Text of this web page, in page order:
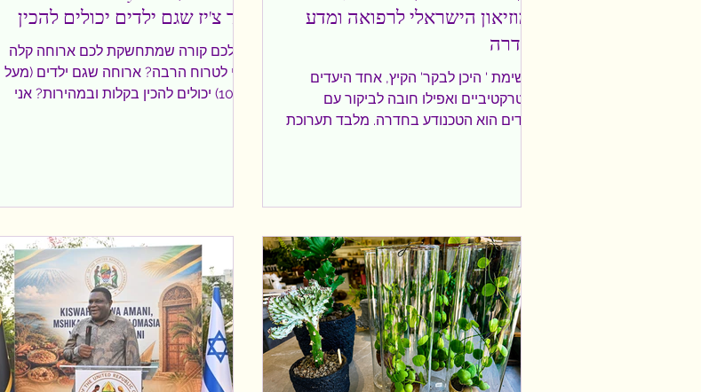
אנד צ'יז שגם ילדים יכולים להכין
גם לכם קורה שמתחשקת לכם ארוחה קלה
ובלי לטרוח הרבה? ארוחה שגם ילדים (מעל
גיל 10) יכולים להכין בקלות ובמהירות? אני
ארוחה טעימה, שמתאימה לילדים, לצעירים
ולכל המשפחה. בגרסה של Wacky Mac 4
סוגי מיני פסטה – פוזילי, קונכיות, גלגלים
וצינורות, מה שיוצר גיוון במרקם, חוויה כיפית
ועניי
המוזיאון הישראלי לרפואה ומדע
בחדרה
ברשימת ' היכן לבקר' הקיץ, אחד היעדים
האטרקטיביים ואפילו חובה לביקור עם
הילדים הוא הטכנודע בחדרה. מלבד תערוכת
הלב, הריאות, המוח, תערוכת גנטיקה
לילדים קטנים בגילאי 3-7- תערוכת גוליבר
והטכנוזאור. ולילדים בוגרים יותר את
הטכנושף, בה השתתפנו. בתערוכת גוליבר
יוצאים למסע אינטראקטיבי בעקבות גוליבר.
מתאימים בין גדלים וצורות, בונ